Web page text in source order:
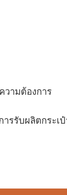
วามต้องการ
ารรับผลิตกระเป๋